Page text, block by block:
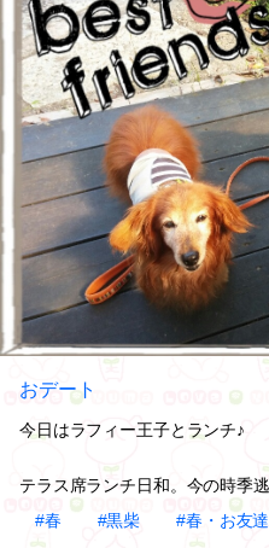
おデート
今日はラフィー王子とランチ♪
テラス席ランチ日和。今の時季
#春
#黒柴 #春・お友達